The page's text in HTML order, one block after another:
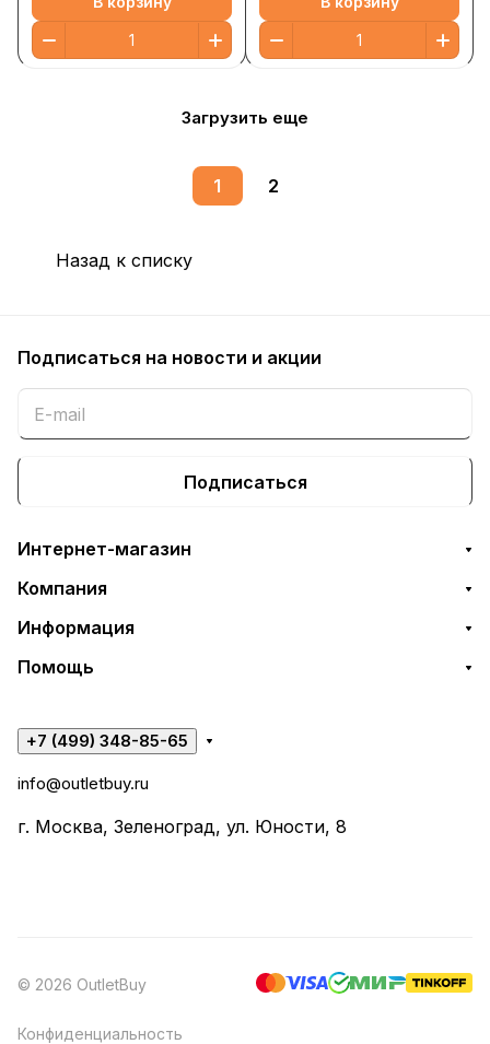
Загрузить еще
1 2
Назад к списку
Подписаться на новости и акции
Подписаться
Интернет-магазин
Компания
Информация
Помощь
+7 (499) 348-85-65
info@outletbuy.ru
г. Москва, Зеленоград, ул. Юности, 8
© 2026 OutletBuy
Конфиденциальность